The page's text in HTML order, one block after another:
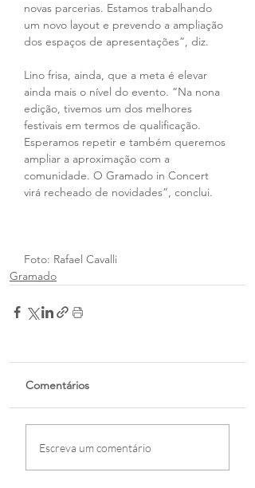
novas parcerias. Estamos trabalhando
um novo layout e prevendo a ampliação
dos espaços de apresentações”, diz.
Lino frisa, ainda, que a meta é elevar
ainda mais o nível do evento. “Na nona
edição, tivemos um dos melhores
festivais em termos de qualificação.
Esperamos repetir e também queremos
ampliar a aproximação com a
comunidade. O Gramado in Concert
virá recheado de novidades”, conclui.
Foto: Rafael Cavalli
Gramado
Comentários
Escreva um comentário